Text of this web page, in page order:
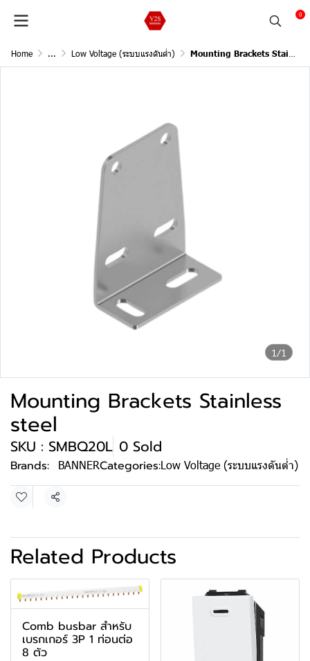
0
Home ... Low Voltage (ระบบแรงดันต่ำ) Mounting Brackets Stainless steel
1/1
Mounting Brackets Stainless
steel
SKU : SMBQ20L 0 Sold
Brands: BANNERCategories:Low Voltage (ระบบแรงดันต่ำ)
Share
Related Products
Comb busbar สำหรับ
เบรกเกอร์ 3P 1 ท่อนต่อ
8 ตัว